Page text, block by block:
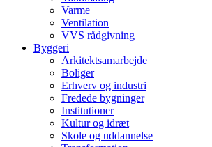
Varme
Ventilation
VVS rådgivning
Byggeri
Arkitektsamarbejde
Boliger
Erhverv og industri
Fredede bygninger
Institutioner
Kultur og idræt
Skole og uddannelse